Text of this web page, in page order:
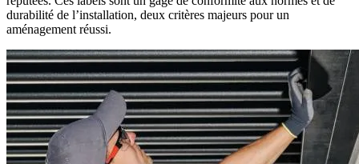
durabilité de l’installation, deux critères majeurs pour un
aménagement réussi.